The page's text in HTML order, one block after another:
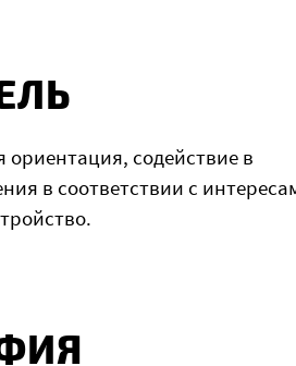
содействие в
в соответствии с